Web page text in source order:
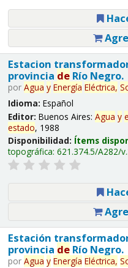
Estacion
provincia deRío Negro.
por Agua y Energía Eléctrica,
Idioma: Español
Editor: Buenos Aires: Agua y
estado, 1988
Disponibilidad: Ítems
topográfica: 621.374.5/A282/
Estación
provincia deRío Negro.
por Agua y Energía Eléctrica,